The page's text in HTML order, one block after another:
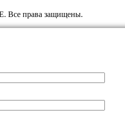
Все права защищены.